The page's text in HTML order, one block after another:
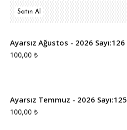
Satın Al
Ayarsız Ağustos - 2026 Sayı:126
100,00 ₺
Ayarsız Temmuz - 2026 Sayı:125
100,00 ₺